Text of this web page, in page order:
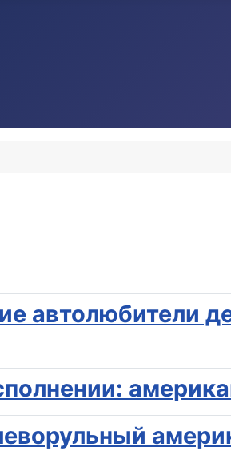
автолюбители